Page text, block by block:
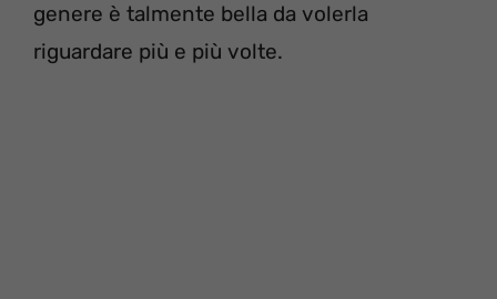
genere è talmente bella da volerla
riguardare più e più volte.